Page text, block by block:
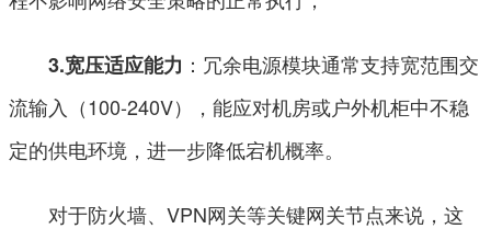
3.宽压适应能力 ：冗余电源模块通常支持宽范围交
流输入（100-240V），能应对机房或户外机柜中不稳
定的供电环境，进一步降低宕机概率。
对于防火墙、VPN网关等关键网关节点来说，这